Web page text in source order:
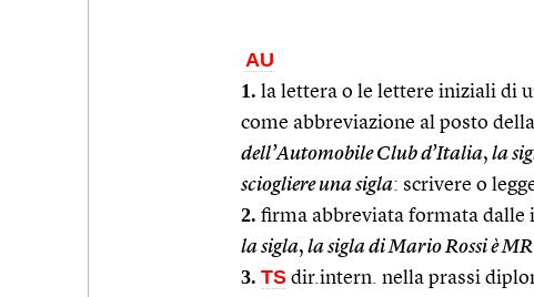
AU
1. la lettera o le lettere iniziali di
come abbreviazione al posto
dell’Automobile Club d’Italia, la
sciogliere una sigla: scrivere o
2. firma abbreviata formata dalle
la sigla, la sigla di Mario Rossi è MR
3. TS dir.intern. nella prassi